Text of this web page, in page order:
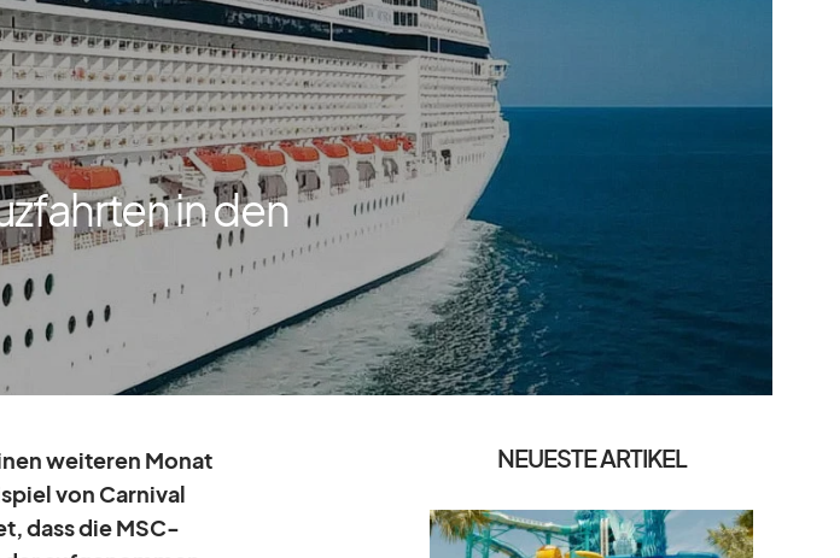
in den
wei­te­ren Mo­nat
von Car­ni­val
dass die MSC-
NEUESTE ARTIKEL